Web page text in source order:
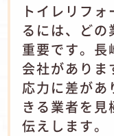
トイレリフ
るには、どの
重要です。長
会社がありま
応力に差があ
きる業者を
伝えします。